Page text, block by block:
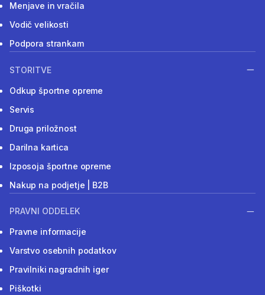
Menjave in vračila
Vodič velikosti
Podpora strankam
STORITVE
Odkup športne opreme
Servis
Druga priložnost
Darilna kartica
Izposoja športne opreme
Nakup na podjetje | B2B
PRAVNI ODDELEK
Pravne informacije
Varstvo osebnih podatkov
Pravilniki nagradnih iger
Piškotki